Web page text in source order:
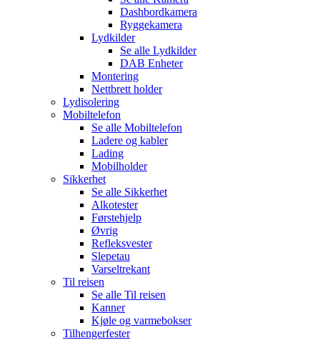
Dashbordkamera
Ryggekamera
Lydkilder
Se alle Lydkilder
DAB Enheter
Montering
Nettbrett holder
Lydisolering
Mobiltelefon
Se alle Mobiltelefon
Ladere og kabler
Lading
Mobilholder
Sikkerhet
Se alle Sikkerhet
Alkotester
Førstehjelp
Øvrig
Refleksvester
Slepetau
Varseltrekant
Til reisen
Se alle Til reisen
Kanner
Kjøle og varmebokser
Tilhengerfester